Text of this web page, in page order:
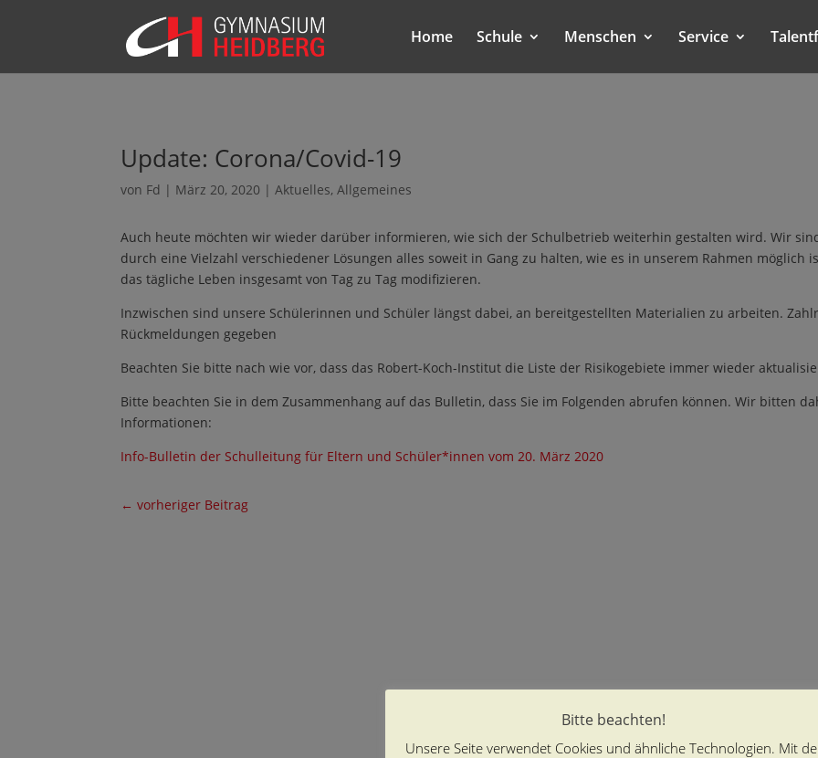
Home Schule Menschen Service
Update: Corona/Covid-19
von Fd | März 20, 2020 | Aktuelles, Allgemeines
Auch heute möchten wir wieder darüber informieren, wie sich der Schulbetrieb weiterhin gestalten wird. Wir
durch eine Vielzahl verschiedener Lösungen alles soweit in Gang zu halten, wie es in unserem Rahmen möglich
das tägliche Leben insgesamt von Tag zu Tag modifizieren.
Inzwischen sind unsere Schülerinnen und Schüler längst dabei, an bereitgestellten Materialien zu arbeiten.
Rückmeldungen gegeben
Beachten Sie bitte nach wie vor, dass das Robert-Koch-Institut die Liste der Risikogebiete immer wieder
Bitte beachten Sie in dem Zusammenhang auf das Bulletin, dass Sie im Folgenden abrufen können. Wir bitten
Informationen:
Info-Bulletin der Schulleitung für Eltern und Schüler*innen vom 20. März 2020
← vorheriger Beitrag
Bitte beachten!
Unsere Seite verwendet Cookies und ähnliche Technologien. Mit